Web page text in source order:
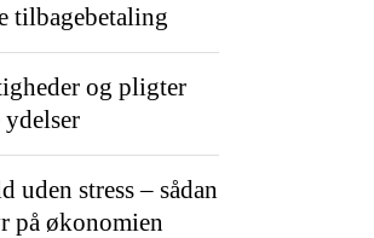
tilbagebetaling
og pligter
uden stress – sådan
på økonomien